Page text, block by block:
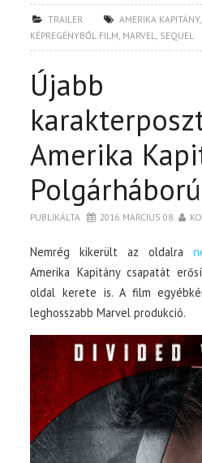
TRAILER AMERIKA KAPITÁNY,
KÉPREGÉNYBŐL FILM, MARVEL, SEQUEL
Újabb
Amerika
PUBLIKÁLTA 2016. MÁRCIUS 08.
Nemrég kikerült az oldalra
Amerika Kapitány csapatát
oldal kerete is. A film
leghosszabb Marvel produkció.